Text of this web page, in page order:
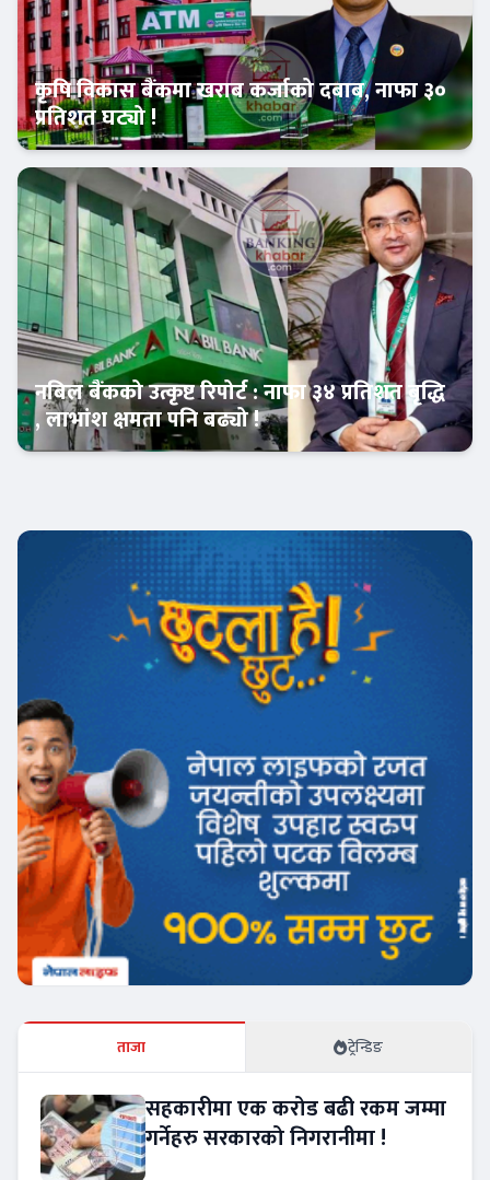
Banner News
कृषि विकास बैंकमा खराब कर्जाको दबाब, नाफा ३०
प्रतिशत घट्यो !
नबिल बैंकको उत्कृष्ट रिपोर्ट : नाफा ३४ प्रतिशत बृद्धि
, लाभांश क्षमता पनि बढ्यो !
ताजा ट्रेन्डिङ
सहकारीमा एक करोड बढी रकम जम्मा
गर्नेहरु सरकारको निगरानीमा !